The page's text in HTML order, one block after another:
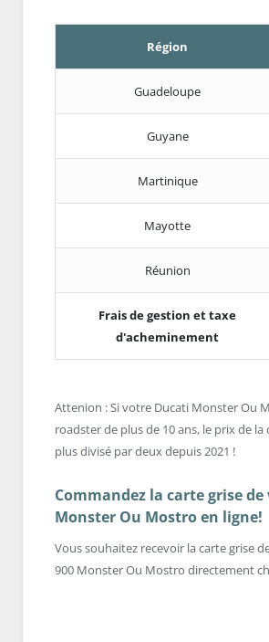
Région
Guadeloupe
Guyane
Martinique
Mayotte
Réunion
Frais de gestion et taxe
d'acheminement
Attenion : Si votre Ducati Monster Ou
roadster de plus de 10 ans, le prix de la
plus divisé par deux depuis 2021 !
Commandez la carte grise
Monster Ou Mostro en ligne!
Vous souhaitez recevoir la carte grise
900 Monster Ou Mostro directement